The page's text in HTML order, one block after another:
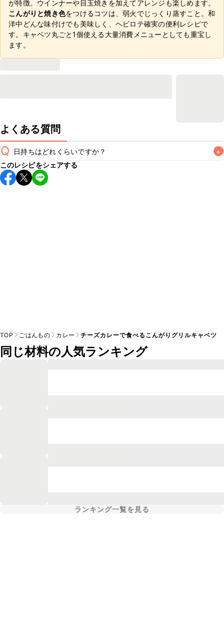
が特徴。ウインナーや目玉焼きを加えてアレンジも楽しめます。
こんがりと焼き色をつけるコツは、弱火でじっくり蒸すこと。和
洋中どんな味付けでも美味しく、ヘビロテ確実の便利レシピで
す。キャベツ丸ごと1個使える大量消費メニューとしても重宝し
ます。
よくある質問
Q 日持ちはどれくらいですか？ +
保存期間は冷蔵で翌日中が目安です。なるべくお早めにお召
し上がりください。
このレシピをシェアする
TOP ごはんもの カレー チーズカレーで食べるこんがりグリルキャベツ
同じ材料の人気ランキング
ランキング一覧を見る